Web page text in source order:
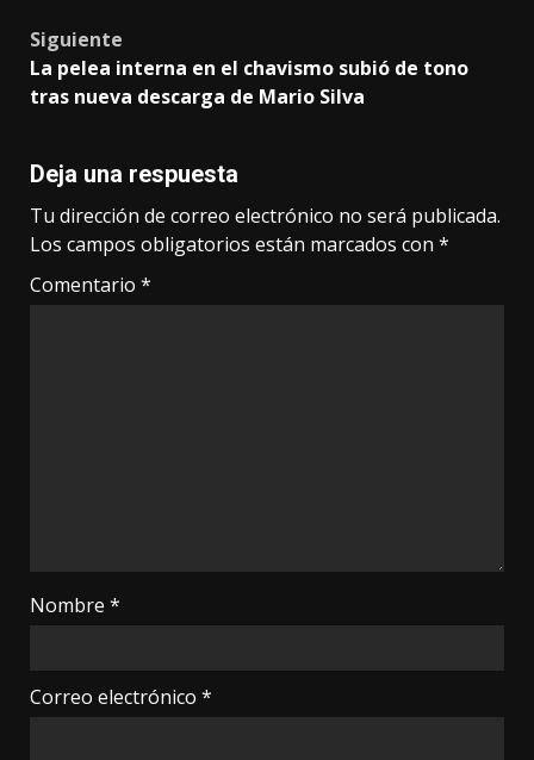
Siguiente
La pelea interna en el chavismo subió de tono
tras nueva descarga de Mario Silva
Deja una respuesta
Tu dirección de correo electrónico no será publicada.
Los campos obligatorios están marcados con *
Comentario *
Nombre *
Correo electrónico *